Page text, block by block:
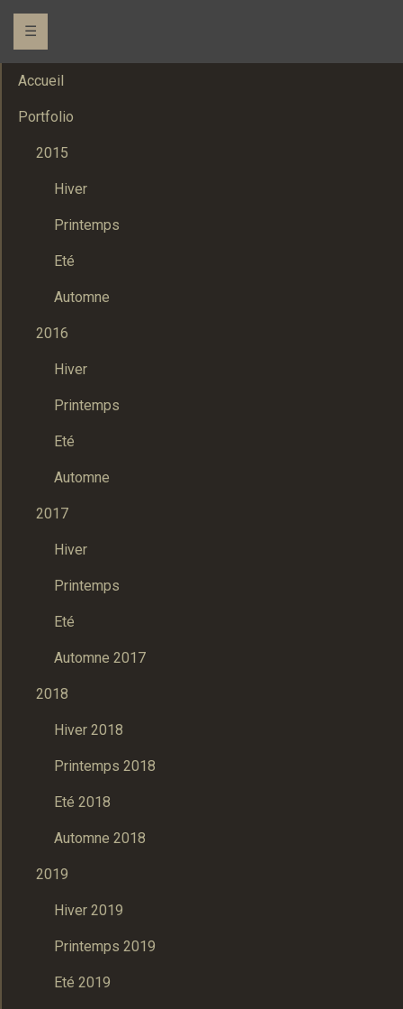
☰
Accueil
Portfolio
2015
Hiver
Printemps
Eté
Automne
2016
Hiver
Printemps
Eté
Automne
2017
Hiver
Printemps
Eté
Automne 2017
2018
Hiver 2018
Printemps 2018
Eté 2018
Automne 2018
2019
Hiver 2019
Printemps 2019
Eté 2019